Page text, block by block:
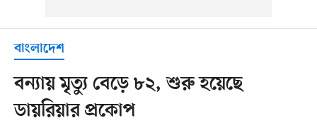
বাংলাদেশ
বন্যায় মৃত্যু বেড়ে ৮২, শুরু হয়েছে
ডায়রিয়ার প্রকোপ